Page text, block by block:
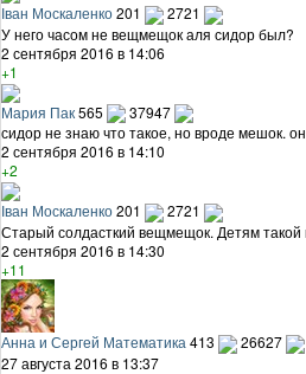
Іван Москаленко201
2721
У него часом не вещмещок аля сидор был?
2 сентября 2016 в 14:06
+1
Мария Пак565
37947
сидор не знаю что такое, но вроде мешок.
2 сентября 2016 в 14:10
+2
Іван Москаленко201
2721
Старый солдасткий вещмещок. Детям такой
2 сентября 2016 в 14:30
+11
Анна и Сергей Математика 413 26627
27 августа 2016 в 13:37